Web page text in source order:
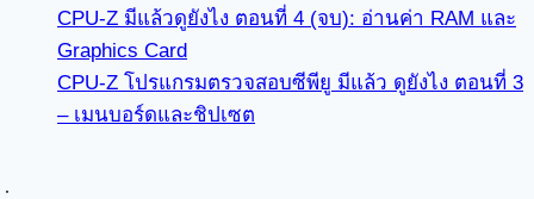
CPU-Z มีแล้วดูยังไง ตอนที่ 4 (จบ): อ่านค่า RAM และ
Graphics Card
CPU-Z โปรแกรมตรวจสอบซีพียู มีแล้ว ดูยังไง ตอนที่ 3
– เมนบอร์ดและชิปเซต